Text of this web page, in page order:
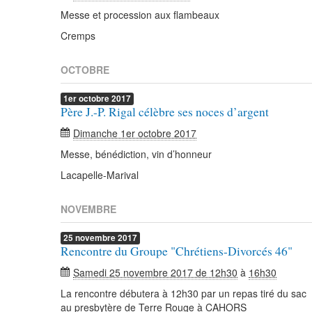
Messe et procession aux flambeaux
Cremps
OCTOBRE
1eroctobre2017
Père J.-P. Rigal célèbre ses noces d’argent
Dimanche 1er octobre 2017
Messe, bénédiction, vin d’honneur
Lacapelle-Marival
NOVEMBRE
25 novembre2017
Rencontre du Groupe "Chrétiens-Divorcés 46"
Samedi 25 novembre 2017 de 12h30 à 16h30
La rencontre débutera à 12h30 par un repas tiré du sac
au presbytère de Terre Rouge à CAHORS